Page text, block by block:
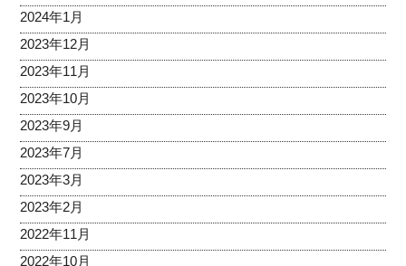
2024年1月
2023年12月
2023年11月
2023年10月
2023年9月
2023年7月
2023年3月
2023年2月
2022年11月
2022年10月